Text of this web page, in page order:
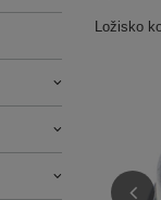
Ložisko